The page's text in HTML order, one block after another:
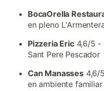
BocaOrella
en pleno
Pizzeria Eric4,6/5 -
Sant Pere Pescador
Can Manasses4,6/
en ambiente familiar